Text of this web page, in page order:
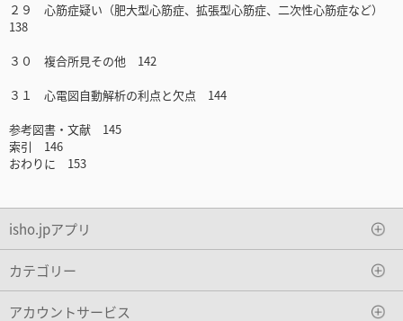
２９ 心筋症疑い（肥大型心筋症、拡張型心筋症、二次性心筋症など）
138
３０ 複合所見その他 142
３１ 心電図自動解析の利点と欠点 144
参考図書・文献 145
索引 146
おわりに 153
isho.jpアプリ
カテゴリー
アカウントサービス